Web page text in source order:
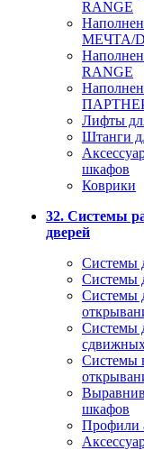
RANGE
МЕЧТА/
RANGE
Лифты
Штанги
шкафов
Коврики
32. Системы
дверей
Системы
Системы
Системы
Системы
Системы
шкафов
Профили